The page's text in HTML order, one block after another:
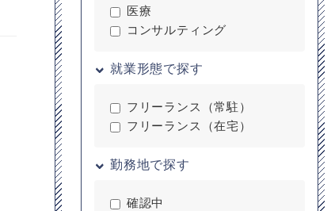
医療
コンサルティング
就業形態で探す
フリーランス（常駐）
フリーランス（在宅）
勤務地で探す
確認中